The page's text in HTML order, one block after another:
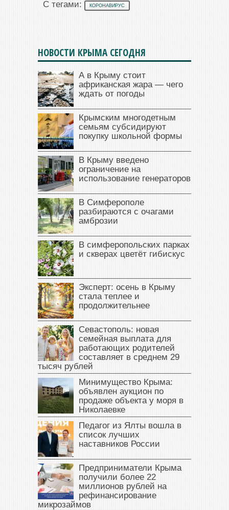
С тегами: КОРОНАВИРУС
НОВОСТИ КРЫМА СЕГОДНЯ
А в Крыму стоит
африканская жара — чего
ждать от погоды
Крымским многодетным
семьям субсидируют
покупку школьной формы
В Крыму введено
ограничение на
использование генераторов
В Симферополе
разбираются с очагами
амброзии
В симферопольских парках
и скверах цветёт гибискус
Эксперт: осень в Крыму
стала теплее и
продолжительнее
Севастополь: новая
семейная выплата для
работающих родителей
составляет в среднем 29
тысяч рублей
Минимущество Крыма:
объявлен аукцион по
продаже объекта у моря в
Николаевке
Педагог из Ялты вошла в
список лучших
наставников России
Предприниматели Крыма
получили более 22
миллионов рублей на
рефинансирование
микрозаймов